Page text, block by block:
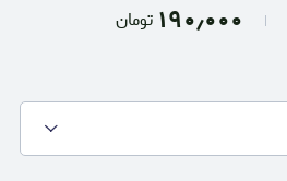
۱۹۰٫۰۰۰ تومان